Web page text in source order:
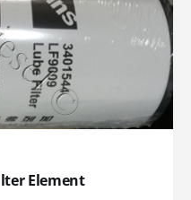
Element